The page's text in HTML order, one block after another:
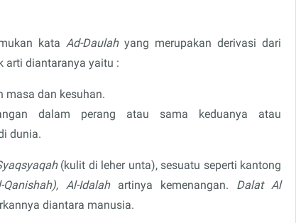
kata Ad-Daulahyang merupakan derivasi dari
diantaranya yaitu :
masa dan kesuhan.
dalam perang atau sama keduanya atau
dunia.
(kulit di leher unta), sesuatu seperti kantong
Qanishah), Al-Idalahartinya kemenangan. Dalat Al
diantara manusia.